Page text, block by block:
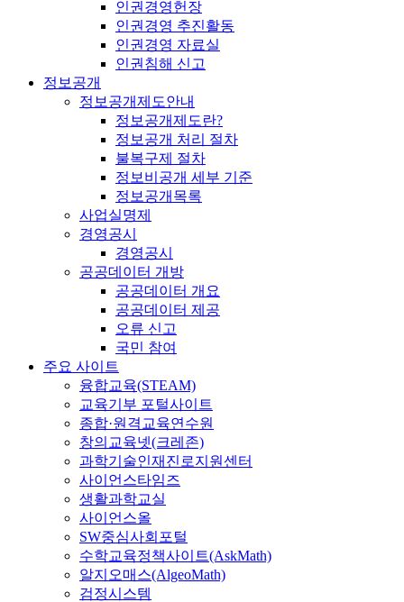
인권경영헌장
인권경영 추진활동
인권경영 자료실
인권침해 신고
정보공개
정보공개제도안내
정보공개제도란?
정보공개 처리 절차
불복구제 절차
정보비공개 세부 기준
정보공개목록
사업실명제
경영공시
경영공시
공공데이터 개방
공공데이터 개요
공공데이터 제공
오류 신고
국민 참여
주요 사이트
융합교육(STEAM)
교육기부 포털사이트
종합·원격교육연수원
창의교육넷(크레존)
과학기술인재진로지원센터
사이언스타임즈
생활과학교실
사이언스올
SW중심사회포털
수학교육정책사이트(AskMath)
알지오매스(AlgeoMath)
검정시스템